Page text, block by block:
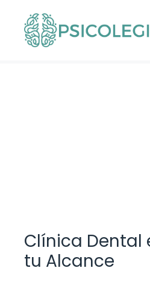
contenido
Clínica Dental
tu Alcance